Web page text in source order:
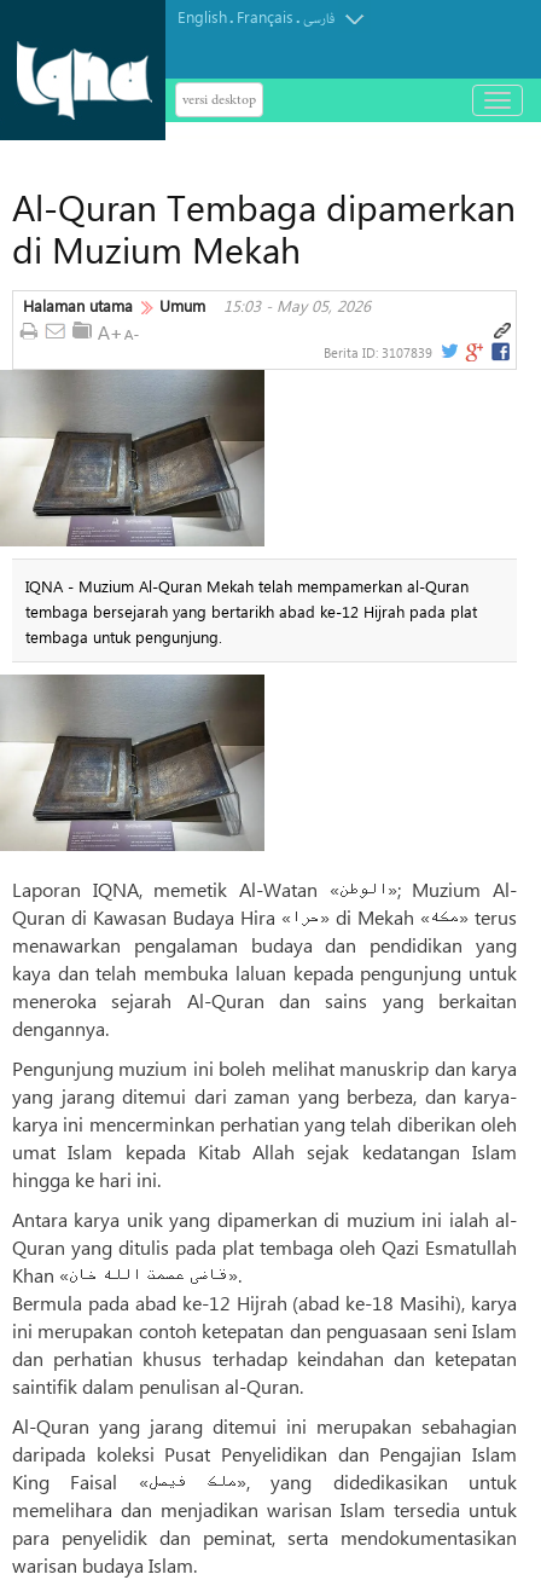
English. Français.فارسی
versi desktop
باز
و
منو
Al-Quran Tembaga dipamerkan
di Muzium Mekah
Halaman utama Umum 15:03 - May 05, 2026
Berita ID: 3107839
IQNA - Muzium Al-Quran Mekah telah mempamerkan al-Quran
tembaga bersejarah yang bertarikh abad ke-12 Hijrah pada plat
tembaga untuk pengunjung.
Laporan IQNA, memetik Al-Watan «الوطن»; Muzium Al-
Quran di Kawasan Budaya Hira «حرا» di Mekah «مکه» terus
menawarkan pengalaman budaya dan pendidikan yang
kaya dan telah membuka laluan kepada pengunjung untuk
meneroka sejarah Al-Quran dan sains yang berkaitan
dengannya.
Pengunjung muzium ini boleh melihat manuskrip dan karya
yang jarang ditemui dari zaman yang berbeza, dan karya-
karya ini mencerminkan perhatian yang telah diberikan oleh
umat Islam kepada Kitab Allah sejak kedatangan Islam
hingga ke hari ini.
Antara karya unik yang dipamerkan di muzium ini ialah al-
Quran yang ditulis pada plat tembaga oleh Qazi Esmatullah
Khan «قاضی عصمت الله خان».
Bermula pada abad ke-12 Hijrah (abad ke-18 Masihi), karya
ini merupakan contoh ketepatan dan penguasaan seni Islam
dan perhatian khusus terhadap keindahan dan ketepatan
saintifik dalam penulisan al-Quran.
Al-Quran yang jarang ditemui ini merupakan sebahagian
daripada koleksi Pusat Penyelidikan dan Pengajian Islam
King Faisal «ملک فیصل», yang didedikasikan untuk
memelihara dan menjadikan warisan Islam tersedia untuk
para penyelidik dan peminat, serta mendokumentasikan
warisan budaya Islam.